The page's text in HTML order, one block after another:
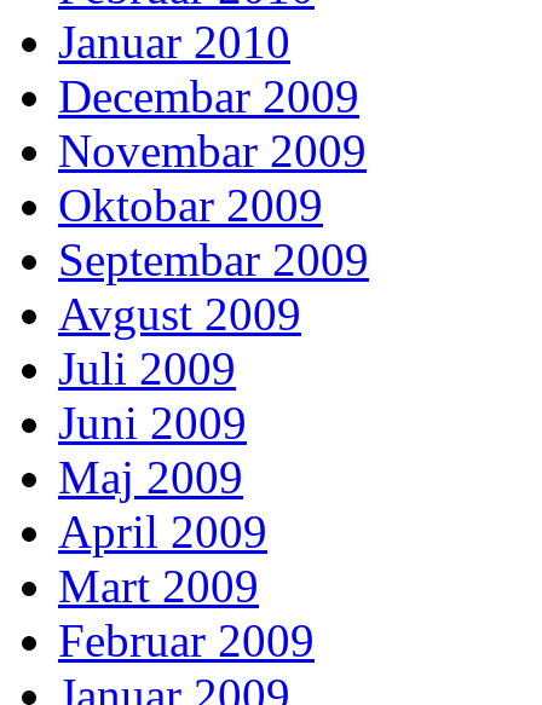
Januar 2010
Decembar 2009
Novembar 2009
Oktobar 2009
Septembar 2009
Avgust 2009
Juli 2009
Juni 2009
Maj 2009
April 2009
Mart 2009
Februar 2009